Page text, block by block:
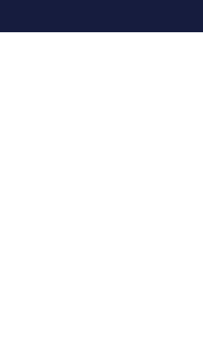
la detección temprana